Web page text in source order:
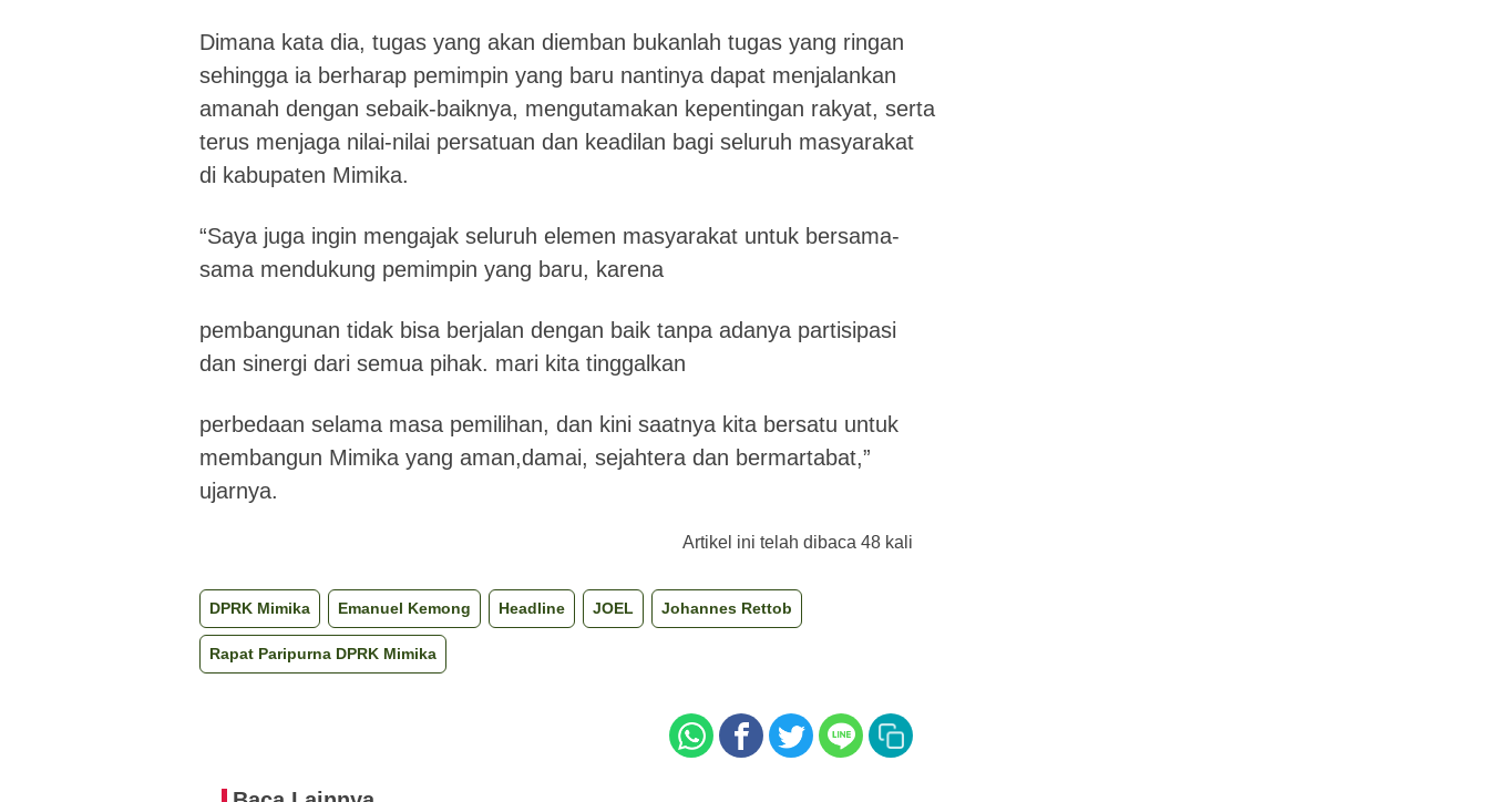
Dimana kata dia, tugas yang akan diemban bukanlah tugas yang ringan
sehingga ia berharap pemimpin yang baru nantinya dapat menjalankan
amanah dengan sebaik-baiknya, mengutamakan kepentingan rakyat, serta
terus menjaga nilai-nilai persatuan dan keadilan bagi seluruh masyarakat
di kabupaten Mimika.
“Saya juga ingin mengajak seluruh elemen masyarakat untuk bersama-
sama mendukung pemimpin yang baru, karena
pembangunan tidak bisa berjalan dengan baik tanpa adanya partisipasi
dan sinergi dari semua pihak. mari kita tinggalkan
perbedaan selama masa pemilihan, dan kini saatnya kita bersatu untuk
membangun Mimika yang aman,damai, sejahtera dan bermartabat,”
ujarnya.
Artikel ini telah dibaca 48 kali
DPRK Mimika Emanuel Kemong Headline JOEL Johannes Rettob
Rapat Paripurna DPRK Mimika